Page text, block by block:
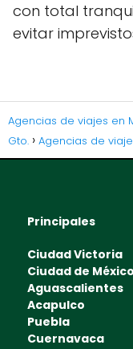
con total
evitar
Agencias de viajes en
Gto.
Agencias de
Principales
Ciudad Victoria
Ciudad de México
Aguascalientes
Acapulco
Puebla
Cuernavaca